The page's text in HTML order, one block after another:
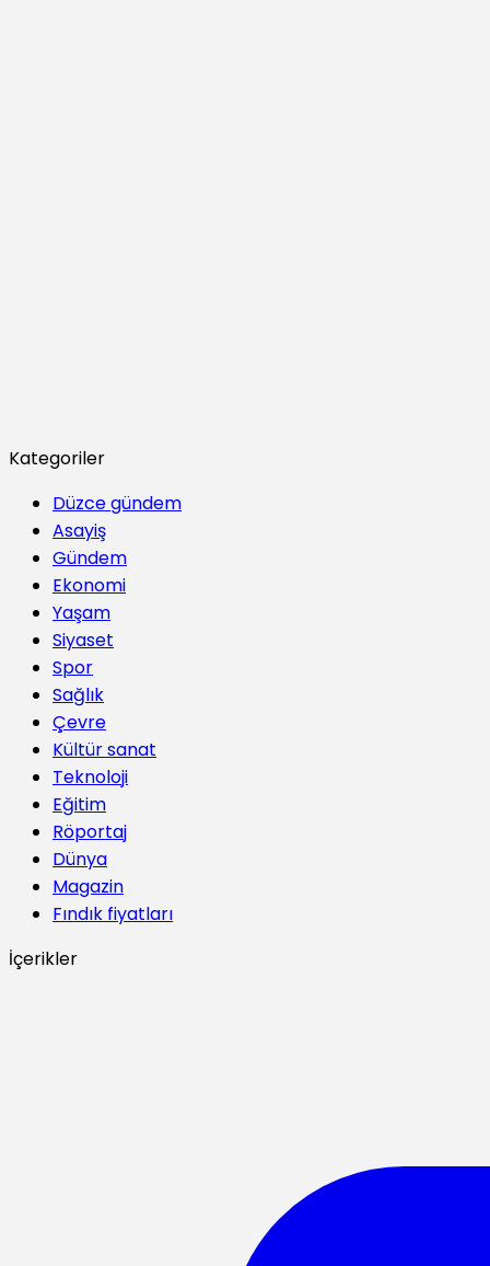
Kategoriler
Düzce gündem
Asayiş
Gündem
Ekonomi
Yaşam
Siyaset
Spor
Sağlık
Çevre
Kültür sanat
Teknoloji
Eğitim
Röportaj
Dünya
Magazin
Fındık fiyatları
İçerikler